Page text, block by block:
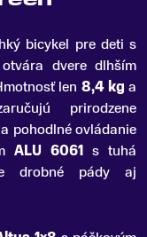
bicykel pre deti s
dvere dlhším
len 8,4 kg a
prirodzene
pohodlné ovládanie
ALU 6061s tuhá
drobné pády aj